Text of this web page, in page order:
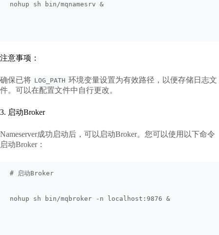
nohup sh bin/mqnamesrv &
注意事项：
确保已将 LOG_PATH 环境变量设置为有效路径，以便存储日志文
件。可以在配置文件中自行更改。
3. 启动Broker
Nameserver成功启动后，可以启动Broker。您可以使用以下命令
启动Broker：
# 启动Broker
nohup sh bin/mqbroker -n localhost:9876 &